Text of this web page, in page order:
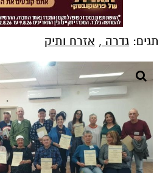
תגים: גדרה , אזרח ותיק